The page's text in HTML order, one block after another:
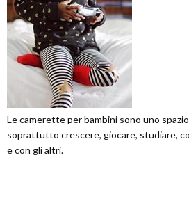
Le camerette per bambini sono uno
soprattutto crescere, giocare, studiare,
e con gli altri.